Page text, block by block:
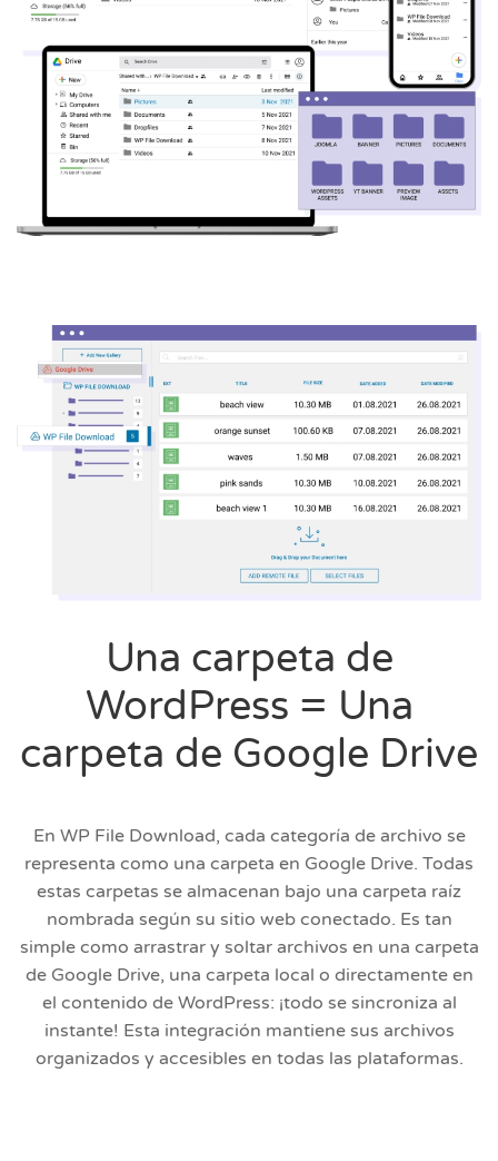
Una carpeta de
WordPress = Una
carpeta de Google Drive
En WP File Download, cada categoría de archivo se
representa como una carpeta en Google Drive. Todas
estas carpetas se almacenan bajo una carpeta raíz
nombrada según su sitio web conectado. Es tan
simple como arrastrar y soltar archivos en una carpeta
de Google Drive, una carpeta local o directamente en
el contenido de WordPress: ¡todo se sincroniza al
instante! Esta integración mantiene sus archivos
organizados y accesibles en todas las plataformas.